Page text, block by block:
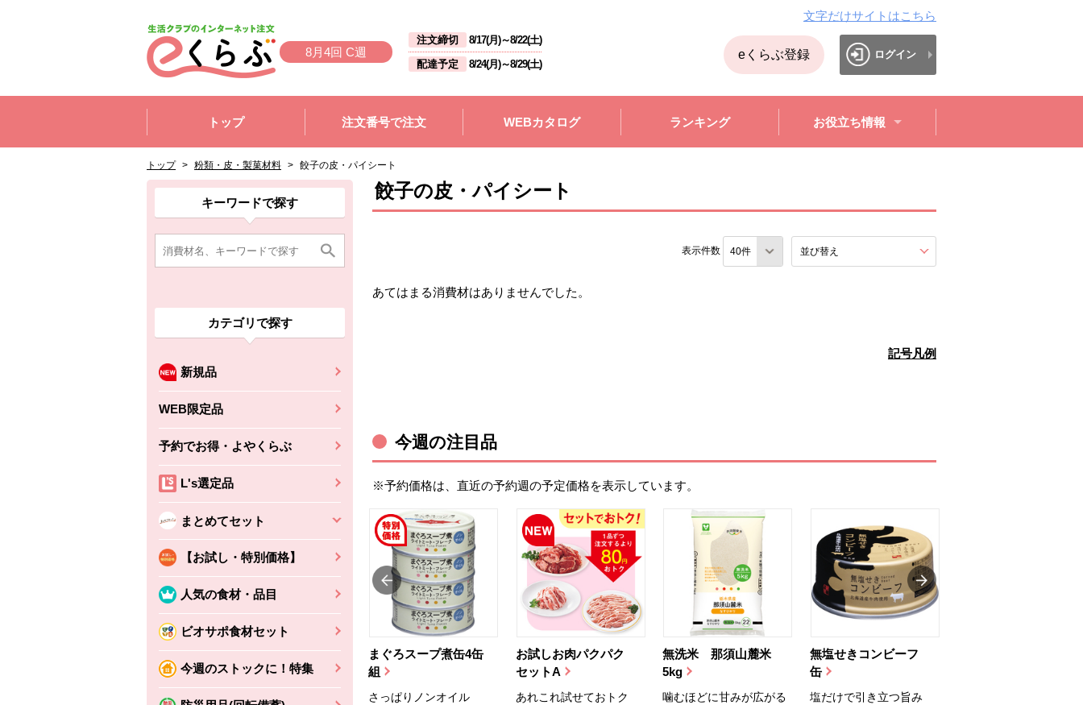
8月4回 C週
注文締切 8/17(月)～8/22(土)
配達予定
8/24(月)～8/29(土)
文字だけサイトはこちら
eくらぶ登録 ログイン
トップ
注文番号で注文 WEBカタログ ランキング お役立ち情報
トップ > 粉類・皮・製菓材料 > 餃子の皮・パイシート
ここから消費材検索メニューです。
キーワードで探す
カテゴリで探す
新規品
WEB限定品
予約でお得・よやくらぶ
L's選定品
まとめてセット
【お試し・特別価格】
人気の食材・品目
ビオサポ食材セット
今週のストックに！特集
消費材検索メニューここまで。
ここから本文です。
ここから組合員向けメニューです。
組合員向けメニューここまで。
ここから本文です。 餃子の皮・パイシート
表示件数 並び替え
あてはまる消費材はありませんでした。
記号凡例
今週の注目品
※予約価格は、直近の予約週の予定価格を表示しています。
まぐろスープ煮缶4缶
組
さっぱりノンオイル
お試しお肉パクパク
セットA
あれこれ試せておトク
無洗米 那須山麓米
5kg
噛むほどに甘みが広がる
無塩せきコンビーフ
缶
塩だけで引き立つ旨み
ちょこっと揚げ（香
えびの風味がぶわっ！
バルサミコ